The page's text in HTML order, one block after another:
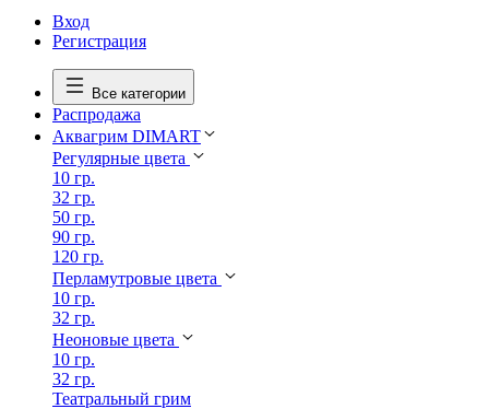
Вход
Регистрация
Все категории
Распродажа
Аквагрим DIMART
Регулярные цвета
10 гр.
32 гр.
50 гр.
90 гр.
120 гр.
Перламутровые цвета
10 гр.
32 гр.
Неоновые цвета
10 гр.
32 гр.
Театральный грим